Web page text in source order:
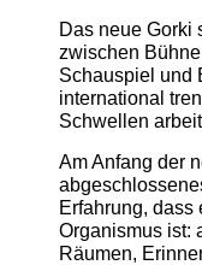
Das neue Gorki
zwischen
Schauspiel und
international
Schwellen
Am Anfang der
Erfahrung,
Organismus ist:
Räumen,